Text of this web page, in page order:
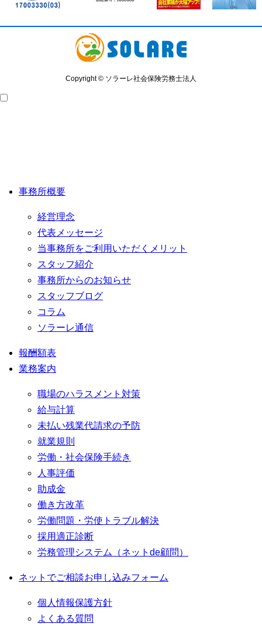
Copyright © ソラーレ社会保険労務士法人
事務所概要
経営理念
代表メッセージ
当事務所をご利用いただくメリット
スタッフ紹介
事務所からのお知らせ
スタッフブログ
コラム
ソラーレ通信
報酬額表
業務案内
職場のハラスメント対策
給与計算
未払い残業代請求の予防
就業規則
労働・社会保険手続き
人事評価
助成金
働き方改革
労働問題・労使トラブル解決
採用適正診断
労務管理システム（ネットde顧問）
ネットでご相談お申し込みフォーム
個人情報保護方針
よくある質問